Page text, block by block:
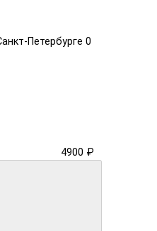
Петербурге 0
4900 ₽